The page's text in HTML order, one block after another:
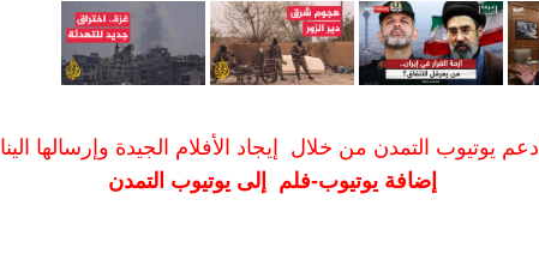
ادعم يوتيوب التمدن من خلال إيجاد الأفلام الجيدة وإرسالها الينا
إضافة يوتيوب-فلم إلى يوتيوب التمدن